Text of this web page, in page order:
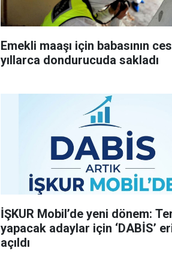
Emekli maaşı için babasının
yıllarca dondurucuda sakladı
İŞKUR Mobil’de yeni dönem:
yapacak adaylar için ‘DABİS’
açıldı